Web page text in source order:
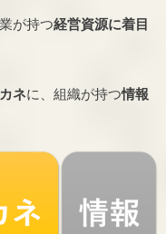
が持つ経営資源に着目
カネに、組織が持つ情報